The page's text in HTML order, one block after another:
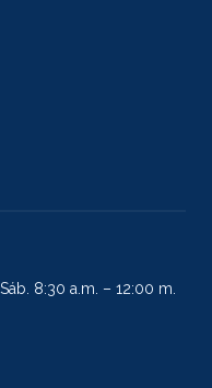
8:30 a.m. – 12:00 m.